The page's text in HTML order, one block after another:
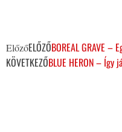
ElőzőELŐZŐBOREAL GRAVE –
KÖVETKEZŐBLUE HERON –